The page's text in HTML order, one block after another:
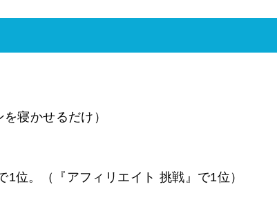
寝かせるだけ）
位。（『アフィリエイト 挑戦』で1位）